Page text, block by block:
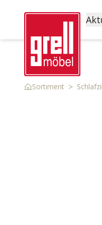
Sortiment >